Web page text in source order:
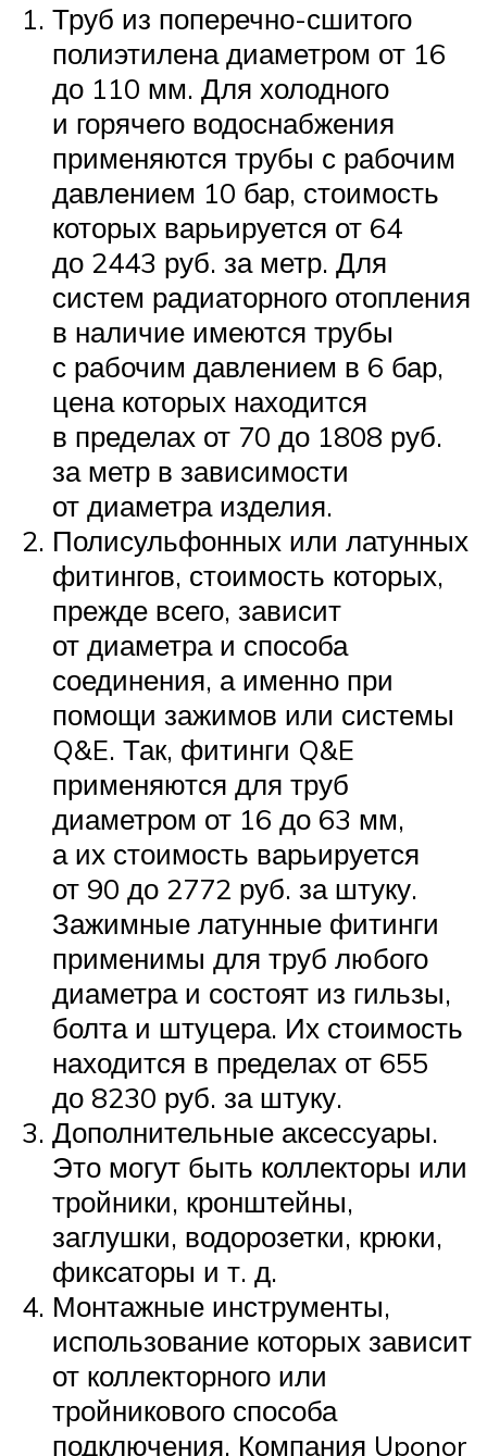
Труб из поперечно-сшитого
полиэтилена диаметром от 16
до 110 мм. Для холодного
и горячего водоснабжения
применяются трубы с рабочим
давлением 10 бар, стоимость
которых варьируется от 64
до 2443 руб. за метр. Для
систем радиаторного отопления
в наличие имеются трубы
с рабочим давлением в 6 бар,
цена которых находится
в пределах от 70 до 1808 руб.
за метр в зависимости
от диаметра изделия.
Полисульфонных или латунных
фитингов, стоимость которых,
прежде всего, зависит
от диаметра и способа
соединения, а именно при
помощи зажимов или системы
Q&E. Так, фитинги Q&E
применяются для труб
диаметром от 16 до 63 мм,
а их стоимость варьируется
от 90 до 2772 руб. за штуку.
Зажимные латунные фитинги
применимы для труб любого
диаметра и состоят из гильзы,
болта и штуцера. Их стоимость
находится в пределах от 655
до 8230 руб. за штуку.
Дополнительные аксессуары.
Это могут быть коллекторы или
тройники, кронштейны,
заглушки, водорозетки, крюки,
фиксаторы и т. д.
Монтажные инструменты,
использование которых зависит
от коллекторного или
тройникового способа
подключения. Компания Uponor